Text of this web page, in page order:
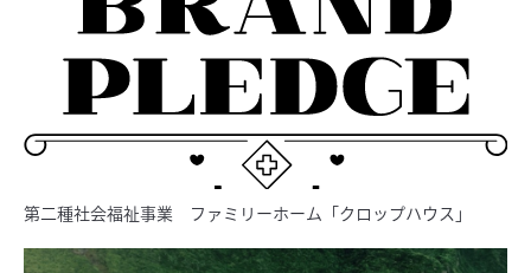
第二種社会福祉事業 ファミリーホーム「クロップハウス」